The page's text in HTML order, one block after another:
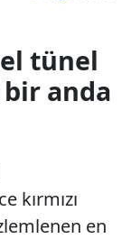
tünel
bir anda
kırmızı
en